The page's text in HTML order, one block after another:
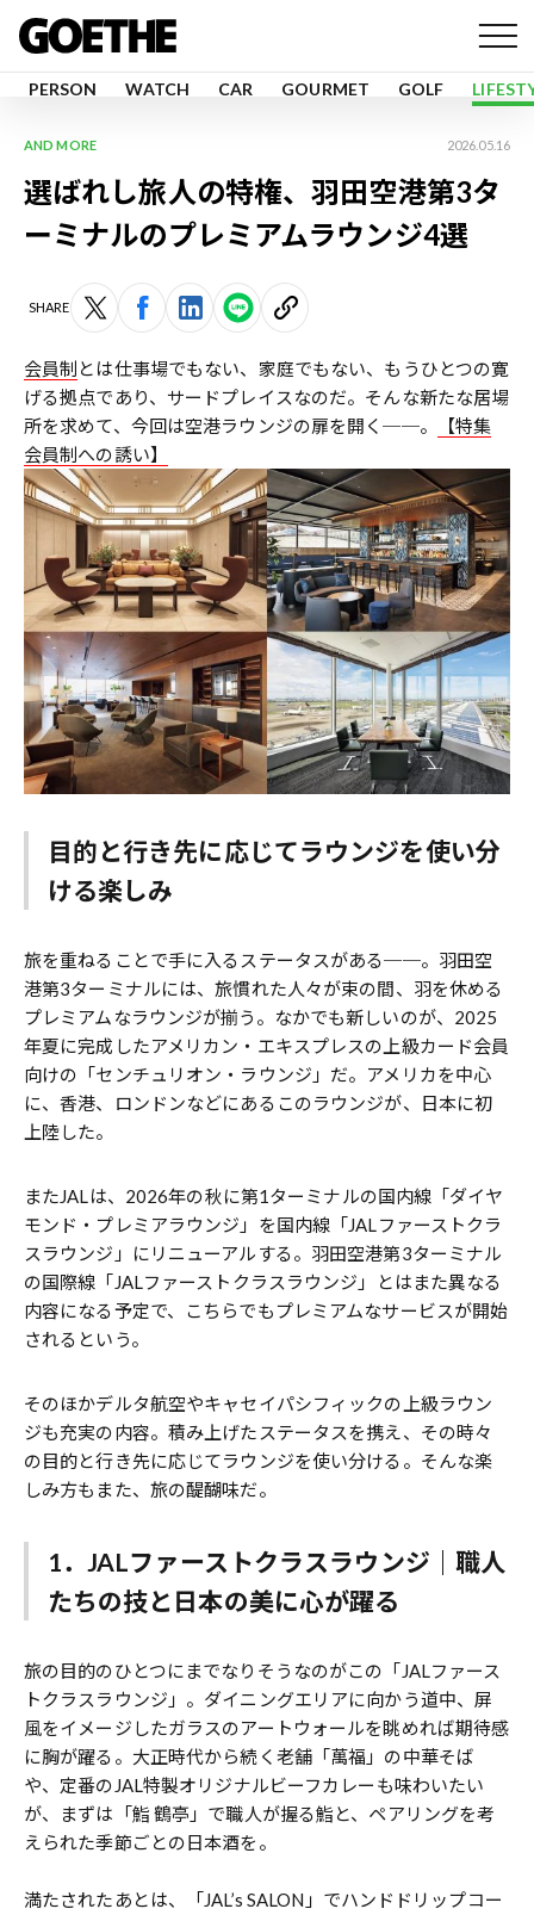
PERSON WATCH CAR GOURMET GOLF
AND MORE 2026.05.16
選ばれし旅人の特権、羽田空港第3タ
ーミナルのプレミアムラウンジ4選
SHARE
会員制 とは仕事場でもない、家庭でもない、もうひとつの寛
げる拠点であり、サードプレイスなのだ。そんな新たな居場
所を求めて、今回は空港ラウンジの扉を開く──。
【特集
会員制への誘い】
目的と行き先に応じてラウンジを使い分
ける楽しみ
旅を重ねることで手に入るステータスがある──。羽田空
港第3ターミナルには、旅慣れた人々が束の間、羽を休める
プレミアムなラウンジが揃う。なかでも新しいのが、2025
年夏に完成したアメリカン・エキスプレスの上級カード会員
向けの「センチュリオン・ラウンジ」だ。アメリカを中心
に、香港、ロンドンなどにあるこのラウンジが、日本に初
上陸した。
またJALは、2026年の秋に第1ターミナルの国内線「ダイヤ
モンド・プレミアラウンジ」を国内線「JALファーストクラ
スラウンジ」にリニューアルする。羽田空港第3ターミナル
の国際線「JALファーストクラスラウンジ」とはまた異なる
内容になる予定で、こちらでもプレミアムなサービスが開始
されるという。
そのほかデルタ航空やキャセイパシフィックの上級ラウン
ジも充実の内容。積み上げたステータスを携え、その時々
の目的と行き先に応じてラウンジを使い分ける。そんな楽
しみ方もまた、旅の醍醐味だ。
1．JALファーストクラスラウンジ｜職人
たちの技と日本の美に心が躍る
旅の目的のひとつにまでなりそうなのがこの「JALファース
トクラスラウンジ」。ダイニングエリアに向かう道中、屏
風をイメージしたガラスのアートウォールを眺めれば期待感
に胸が躍る。大正時代から続く老舗「萬福」の中華そば
や、定番のJAL特製オリジナルビーフカレーも味わいたい
が、まずは「鮨 鶴亭」で職人が握る鮨と、ペアリングを考
えられた季節ごとの日本酒を。
満たされたあとは、「JAL’s SALON」でハンドドリップコー